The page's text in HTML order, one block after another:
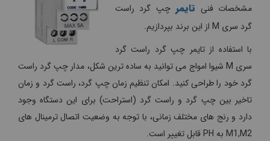
مشخصات فنی تایمر چپ گرد راست
گرد سری M از این برند بپردازیم.
با استفاده از تایمر چپ گرد راست گرد
سری M شیوا امواج می توانید به ساده ترین شکل، مدار چپ گرد راست
گرد خود را طراحی کنید. امکان تنظیم زمان چپ گرد، راست گرد و زمان
تاخیر بین چپ گرد و راست گرد (استراحت) برای این دستگاه وجود
دارد و رنج های مختلف زمانی، با توجه به وضعیت اتصال ترمینال های
M1,M2 به PH قابل تغییر است.